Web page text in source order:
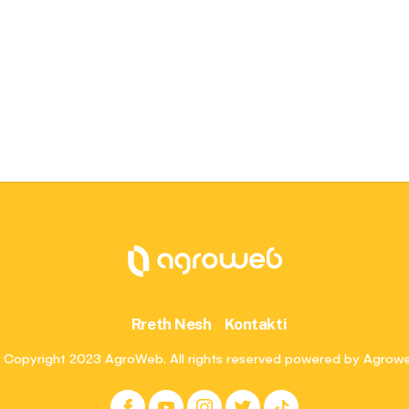
Rreth Nesh Kontakti
2023 AgroWeb. All rights reserved powered by